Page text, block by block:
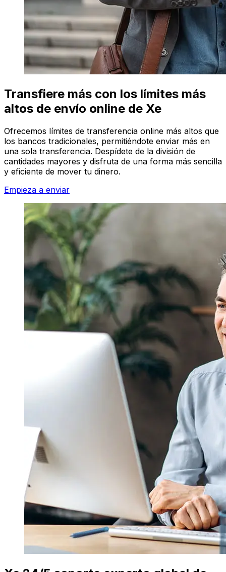
Transfiere más con los límites más
altos de envío online de Xe
Ofrecemos límites de transferencia online más altos que
los bancos tradicionales, permitiéndote enviar más en
una sola transferencia. Despídete de la división de
cantidades mayores y disfruta de una forma más sencilla
y eficiente de mover tu dinero.
Empieza a enviar